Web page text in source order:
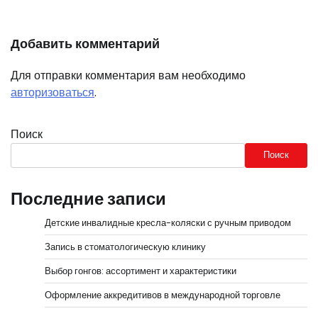
Добавить комментарий
Для отправки комментария вам необходимо
авторизоваться.
Поиск
Поиск
Последние записи
Детские инвалидные кресла-коляски с ручным приводом
Запись в стоматологическую клинику
Выбор гонгов: ассортимент и характеристики
Оформление аккредитивов в международной торговле